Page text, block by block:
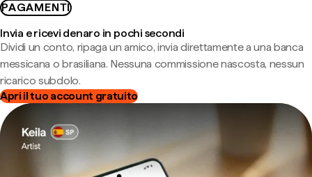
PAGAMENTI
Invia e ricevi denaro in pochi secondi
Dividi un conto, ripaga un amico, invia direttamente a una banca
messicana o brasiliana. Nessuna commissione nascosta, nessun
ricarico subdolo.
Apri il tuo account gratuito